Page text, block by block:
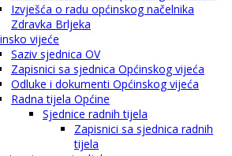
Izvješća o radu općinskog načelnika
Zdravka Brljeka
vijeće
Saziv sjednica OV
Zapisnici sa sjednica Općinskog vijeća
Odluke i dokumenti Općinskog vijeća
Radna tijela Općine
Sjednice radnih tijela
Zapisnici sa sjednica radnih
tijela